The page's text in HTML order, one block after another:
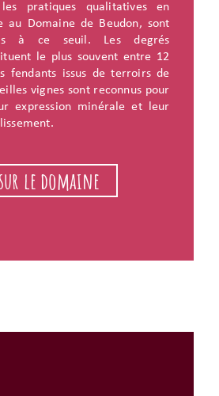
pratiques qualitatives en
au Domaine de Beudon, sont
à ce seuil. Les degrés
le plus souvent entre 12
fendants issus de terroirs de
vignes sont reconnus pour
expression minérale et leur
le domaine